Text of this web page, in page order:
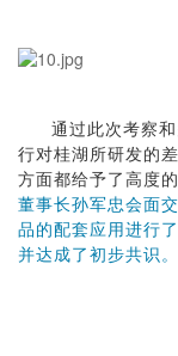
通过此次考察
行对桂湖所研发的
方面都给予了高度
董事长孙军忠会面
品的配套应用进行
并达成了初步共识。